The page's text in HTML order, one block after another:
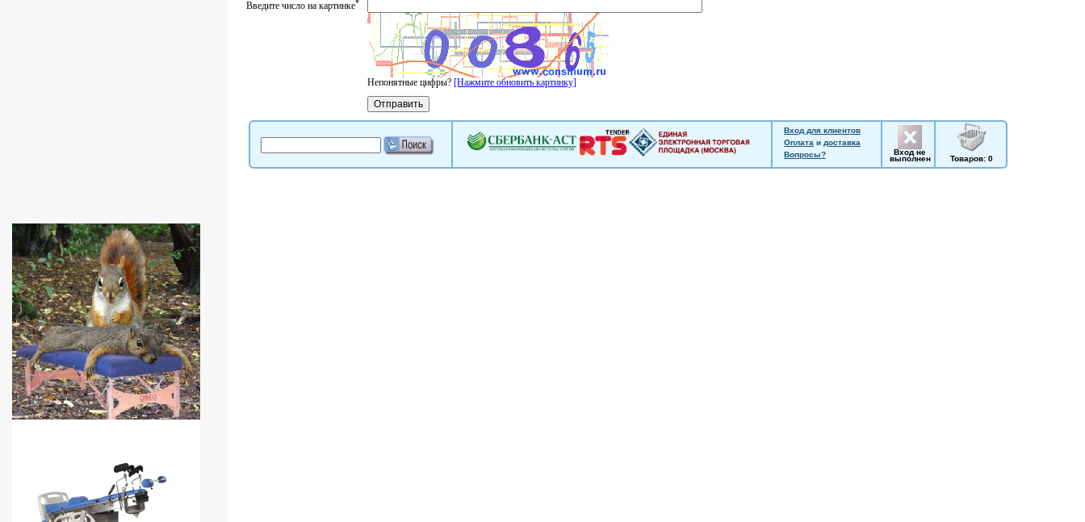
Введите число на картинке*
Непонятные цифры? [Нажмите обновить картинку]
Товаров: 0
Вход не
выполнен
Вход для клиентов
Оплата и доставка
Вопросы?